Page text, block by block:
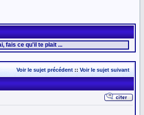
qu'il te plait ...
Voir le sujet précédent :: Voir le sujet suivant